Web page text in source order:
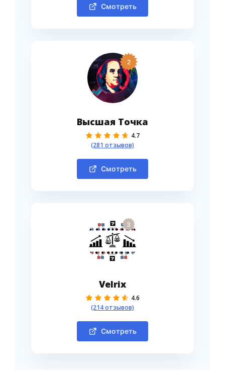
Смотреть
2
Высшая Точка
4.7
(281 отзывов)
Смотреть
3
Velrix
4.6
(214 отзывов)
Смотреть